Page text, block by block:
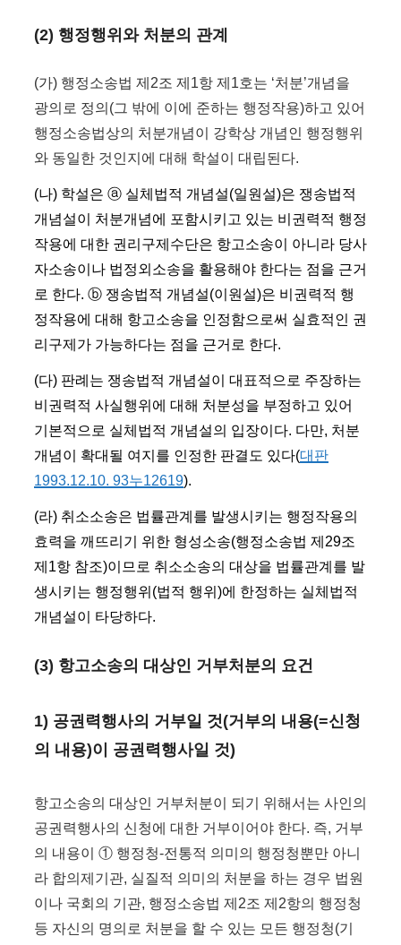
(2) 행정행위와 처분의 관계
(가) 행정소송법 제2조 제1항 제1호는 ‘처분’개념을
광의로 정의(그 밖에 이에 준하는 행정작용)하고 있어
행정소송법상의 처분개념이 강학상 개념인 행정행위
와 동일한 것인지에 대해 학설이 대립된다.
(나) 학설은 ⓐ 실체법적 개념설(일원설)은 쟁송법적
개념설이 처분개념에 포함시키고 있는 비권력적 행정
작용에 대한 권리구제수단은 항고소송이 아니라 당사
자소송이나 법정외소송을 활용해야 한다는 점을 근거
로 한다. ⓑ 쟁송법적 개념설(이원설)은 비권력적 행
정작용에 대해 항고소송을 인정함으로써 실효적인 권
리구제가 가능하다는 점을 근거로 한다.
(다) 판례는 쟁송법적 개념설이 대표적으로 주장하는
비권력적 사실행위에 대해 처분성을 부정하고 있어
기본적으로 실체법적 개념설의 입장이다. 다만, 처분
개념이 확대될 여지를 인정한 판결도 있다(대판
1993.12.10. 93누12619).
(라) 취소소송은 법률관계를 발생시키는 행정작용의
효력을 깨뜨리기 위한 형성소송(행정소송법 제29조
제1항 참조)이므로 취소소송의 대상을 법률관계를 발
생시키는 행정행위(법적 행위)에 한정하는 실체법적
개념설이 타당하다.
(3) 항고소송의 대상인 거부처분의 요건
1) 공권력행사의 거부일 것(거부의 내용(=신청
의 내용)이 공권력행사일 것)
항고소송의 대상인 거부처분이 되기 위해서는 사인의
공권력행사의 신청에 대한 거부이어야 한다. 즉, 거부
의 내용이 ① 행정청-전통적 의미의 행정청뿐만 아니
라 합의제기관, 실질적 의미의 처분을 하는 경우 법원
이나 국회의 기관, 행정소송법 제2조 제2항의 행정청
등 자신의 명의로 처분을 할 수 있는 모든 행정청(기